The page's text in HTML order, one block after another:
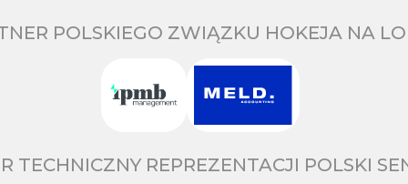
POLSKIEGO ZWIĄZKU HOKEJA NA
TECHNICZNY REPREZENTACJI POLSKI